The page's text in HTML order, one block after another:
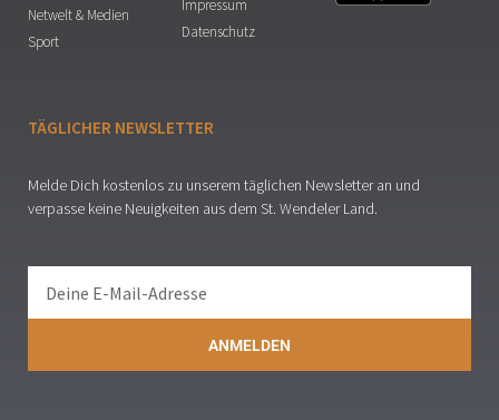
Netwelt & Medien
Sport
Impressum
Datenschutz
TÄGLICHER NEWSLETTER
Melde Dich kostenlos zu unserem täglichen Newsletter an und
verpasse keine Neuigkeiten aus dem St. Wendeler Land.
ANMELDEN